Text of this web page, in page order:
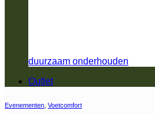
duurzaam onderhouden
Outlet
Evenementen Voetcomfort